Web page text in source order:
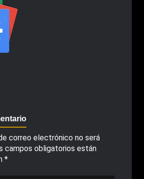
correo electrónico no será
campos obligatorios están
*